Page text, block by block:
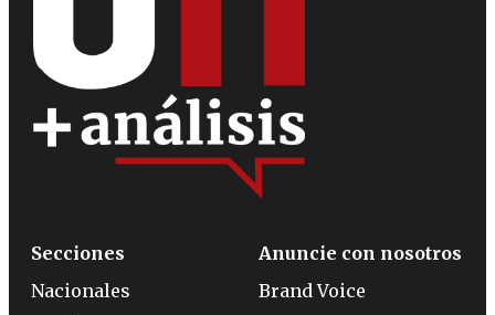
Secciones
Nacionales
Anuncie con nosotros
Brand Voice